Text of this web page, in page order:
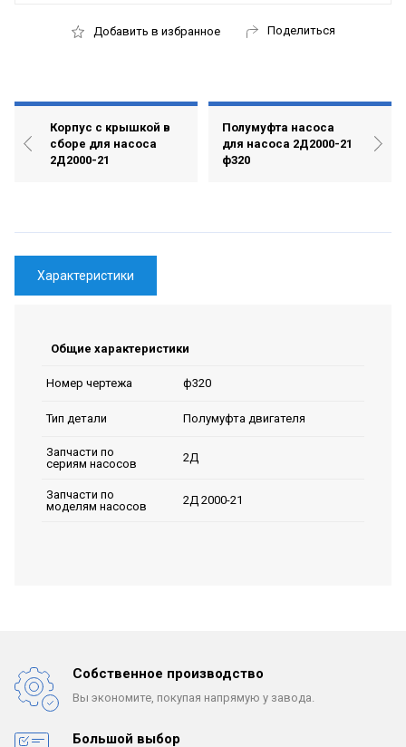
Добавить в избранное Поделиться
Корпус с крышкой в
сборе для насоса
2Д2000-21
Полумуфта насоса
для насоса 2Д2000-21
ф320
Характеристики
Общие характеристики
Номер чертежа ф320
Тип детали Полумуфта двигателя
Запчасти по
сериям насосов
2Д
Запчасти по
моделям насосов
2Д 2000-21
Собственное производство
Вы экономите, покупая напрямую у завода.
Большой выбор